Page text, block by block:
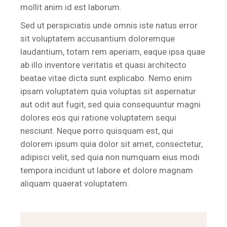
mollit anim id est laborum.
Sed ut perspiciatis unde omnis iste natus error
sit voluptatem accusantium doloremque
laudantium, totam rem aperiam, eaque ipsa quae
ab illo inventore veritatis et quasi architecto
beatae vitae dicta sunt explicabo. Nemo enim
ipsam voluptatem quia voluptas sit aspernatur
aut odit aut fugit, sed quia consequuntur magni
dolores eos qui ratione voluptatem sequi
nesciunt. Neque porro quisquam est, qui
dolorem ipsum quia dolor sit amet, consectetur,
adipisci velit, sed quia non numquam eius modi
tempora incidunt ut labore et dolore magnam
aliquam quaerat voluptatem.